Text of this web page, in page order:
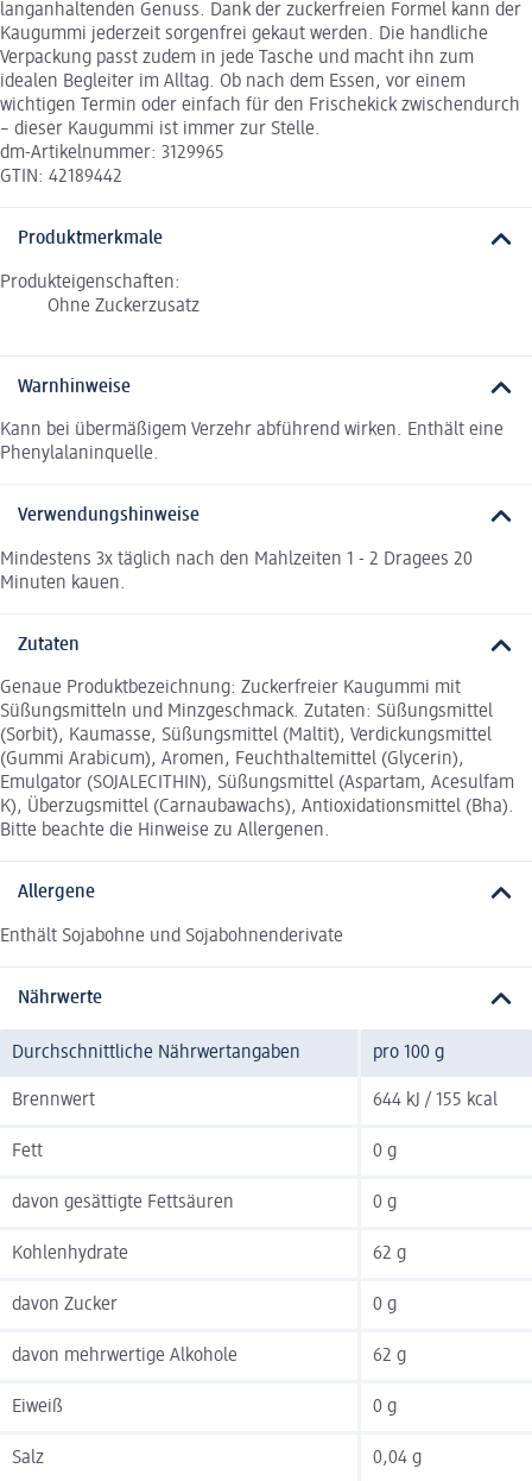
langanhaltenden Genuss. Dank der zuckerfreien Formel kann der
Kaugummi jederzeit sorgenfrei gekaut werden. Die handliche
Verpackung passt zudem in jede Tasche und macht ihn zum
idealen Begleiter im Alltag. Ob nach dem Essen, vor einem
wichtigen Termin oder einfach für den Frischekick zwischendurch
– dieser Kaugummi ist immer zur Stelle.
dm-Artikelnummer: 3129965
GTIN: 42189442
Produktmerkmale
Produkteigenschaften:
Ohne Zuckerzusatz
Warnhinweise
Kann bei übermäßigem Verzehr abführend wirken. Enthält eine
Phenylalaninquelle.
Verwendungshinweise
Mindestens 3x täglich nach den Mahlzeiten 1 - 2 Dragees 20
Minuten kauen.
Zutaten
Genaue Produktbezeichnung: Zuckerfreier Kaugummi mit
Süßungsmitteln und Minzgeschmack. Zutaten: Süßungsmittel
(Sorbit), Kaumasse, Süßungsmittel (Maltit), Verdickungsmittel
(Gummi Arabicum), Aromen, Feuchthaltemittel (Glycerin),
Emulgator (SOJALECITHIN), Süßungsmittel (Aspartam, Acesulfam
K), Überzugsmittel (Carnaubawachs), Antioxidationsmittel (Bha).
Bitte beachte die Hinweise zu Allergenen.
Allergene
Enthält Sojabohne und Sojabohnenderivate
Nährwerte
Durchschnittliche Nährwertangaben pro 100 g
Brennwert 644 kJ / 155 kcal
Fett 0 g
davon gesättigte Fettsäuren 0 g
Kohlenhydrate 62 g
davon Zucker 0 g
davon mehrwertige Alkohole 62 g
Eiweiß 0 g
Salz 0,04 g